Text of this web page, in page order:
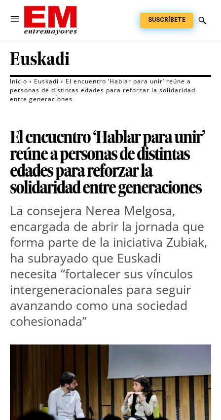
SUSCRÍBETE
Euskadi
Inicio Euskadi
El encuentro ‘Hablar para unir’ reúne a
personas de distintas edades para reforzar la solidaridad
entre generaciones
El encuentro ‘Hablar para unir’
reúne a personas de distintas
edades para reforzar la
solidaridad entre generaciones
La consejera Nerea Melgosa,
encargada de abrir la jornada que
forma parte de la iniciativa Zubiak,
ha subrayado que Euskadi
necesita “fortalecer sus vínculos
intergeneracionales para seguir
avanzando como una sociedad
cohesionada”